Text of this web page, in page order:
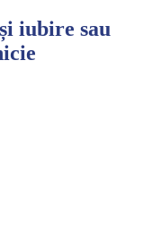
iubire sau